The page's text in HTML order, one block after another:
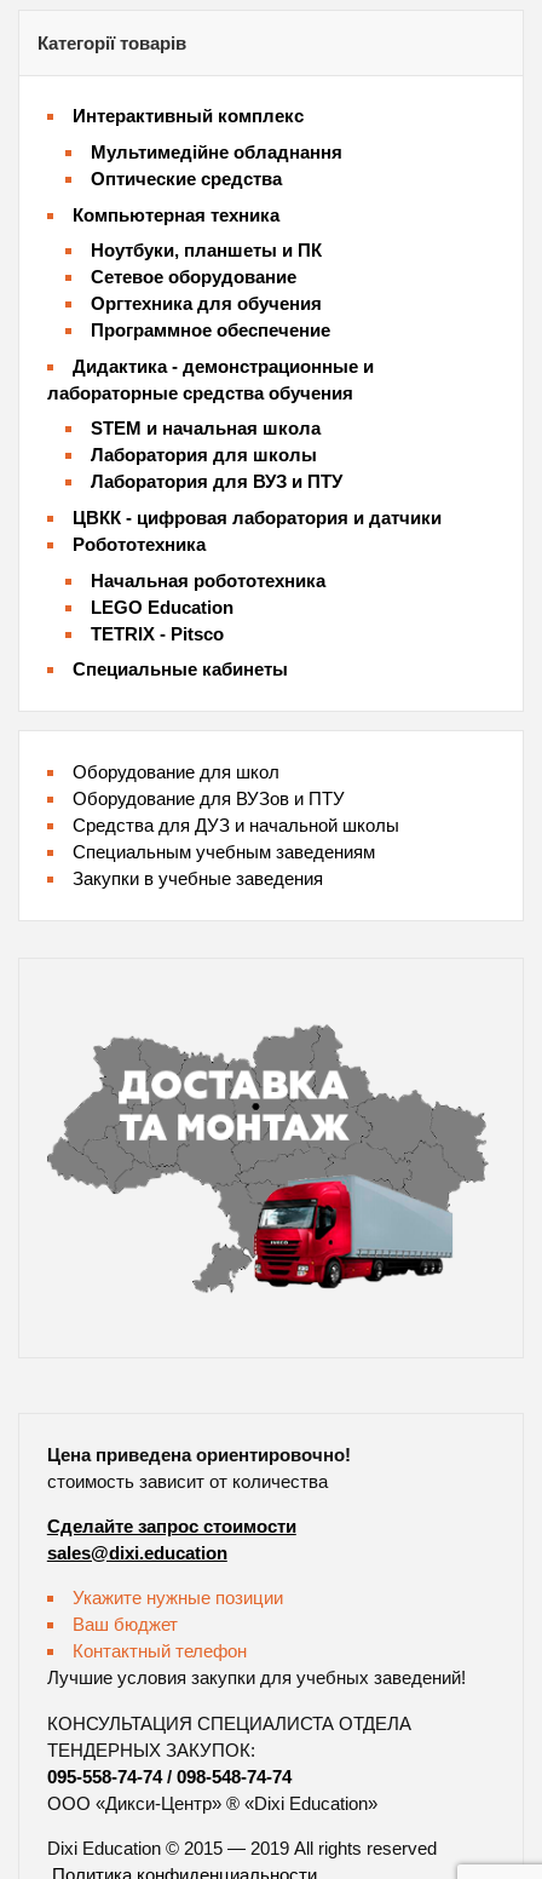
Категорії товарів
Интерактивный комплекс
Мультимедійне обладнання
Оптические средства
Компьютерная техника
Ноутбуки, планшеты и ПК
Сетевое оборудование
Оргтехника для обучения
Программное обеспечение
Дидактика - демонстрационные и
лабораторные средства обучения
STEM и начальная школа
Лаборатория для школы
Лаборатория для ВУЗ и ПТУ
ЦВКК - цифровая лаборатория и датчики
Робототехника
Начальная робототехника
LEGO Education
TETRIX - Pitsco
Специальные кабинеты
Оборудование для школ
Оборудование для ВУЗов и ПТУ
Средства для ДУЗ и начальной школы
Специальным учебным заведениям
Закупки в учебные заведения
Цена приведена ориентировочно!
стоимость зависит от количества
Сделайте запрос стоимости
sales@dixi.education
Укажите нужные позиции
Ваш бюджет
Контактный телефон
Лучшие условия закупки для учебных заведений!
КОНСУЛЬТАЦИЯ СПЕЦИАЛИСТА ОТДЕЛА
ТЕНДЕРНЫХ ЗАКУПОК:
095-558-74-74/ 098-548-74-74
ООО «Дикси-Центр» ® «Dixi Education»
Dixi Education © 2015 — 2019 All rights reserved
Политика конфиденциальности